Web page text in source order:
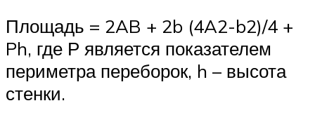
Площадь = 2AB + 2b (4A2-b2)/4 +
Ph, где Р является показателем
периметра переборок, h – высота
стенки.